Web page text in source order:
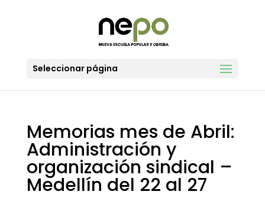
Seleccionar página
Memorias mes de Abril:
Administración y
organización sindical –
Medellín del 22 al 27